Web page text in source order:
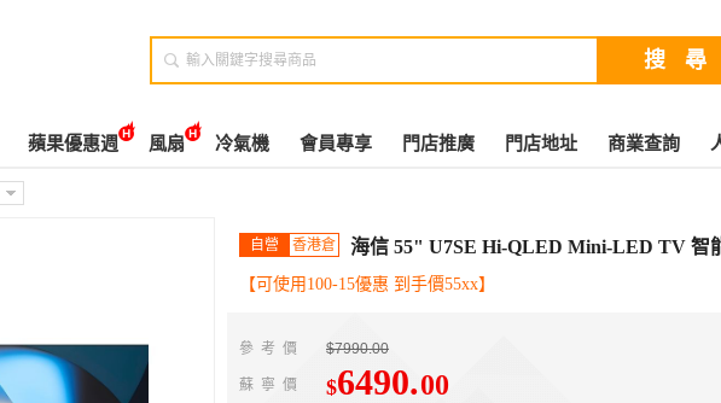

蘋果優惠週 風扇 冷氣機 會員專享 門店推廣 門店地址 商業查詢
自營 香港倉 海信 55" U7SE Hi-QLED Mini-LED TV 智
【可使用100-15優惠 到手價55xx】
參考價 $7990.00
蘇寧價 $6490.00